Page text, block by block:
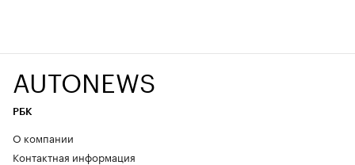
AUTONEWS
РБК
О компании
Контактная информация